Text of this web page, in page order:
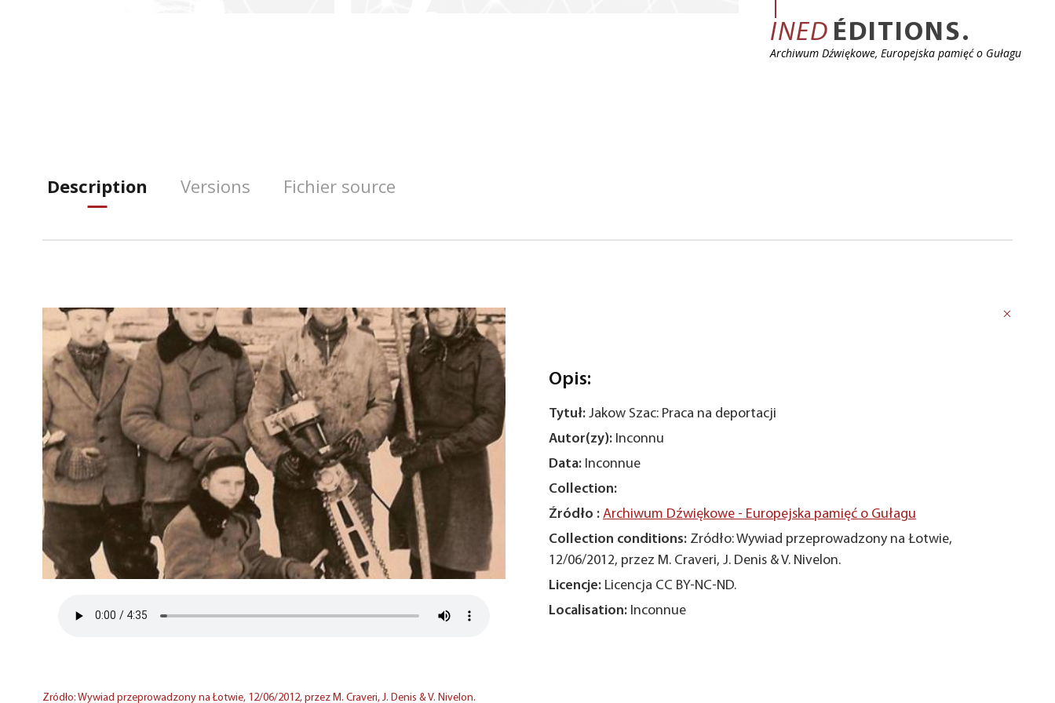
INED ÉDITIONS.
Archiwum Dźwiękowe, Europejska pamięć o Gułagu
Description Versions Fichier source
Zródło: Wywiad przeprowadzony na Łotwie, 12/06/2012, przez M. Craveri, J. Denis & V. Nivelon.
Opis:
Tytuł: Jakow Szac: Praca na deportacji
Autor(zy): Inconnu
Data: Inconnue
Collection:
Źródło : Archiwum Dźwiękowe - Europejska pamięć o Gułagu
Collection conditions: Zródło: Wywiad przeprowadzony na Łotwie,
12/06/2012, przez M. Craveri, J. Denis & V. Nivelon.
Licencje: Licencja CC BY-NC-ND.
Localisation: Inconnue